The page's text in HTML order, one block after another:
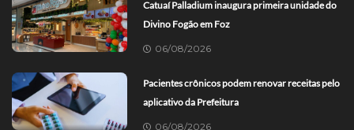
Catuaí Palladium inaugura primeira unidade do
Divino Fogão em Foz
06/08/2026
Pacientes crônicos podem renovar receitas pelo
aplicativo da Prefeitura
06/08/2026